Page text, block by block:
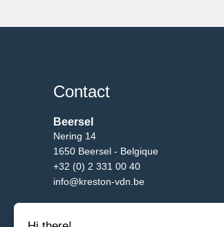
Contact
Beersel
Nering 14
1650 Beersel - Belgique
+32 (0) 2 331 00 40
info@kreston-vdn.be
Av. du Bgm. Etienne Demunter 5/10